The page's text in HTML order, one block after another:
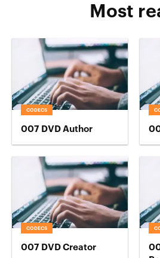
Most
CODECS
007 DVD Author
CODECS
007 DVD Creator